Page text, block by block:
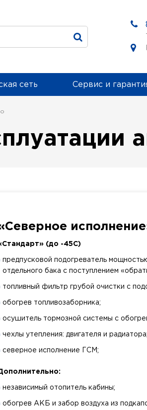
сеть Сервис и
(до -45С)
предпусковой подогреватель
отдельного бака с поступлением
топливный фильтр грубой очистки с
обогрев топливозаборника;
осушитель тормозной системы с
чехлы утепления: двигателя и радиатора;
северное исполнение ГСМ;
независимый отопитель кабины;
обогрев АКБ и забор воздуха из